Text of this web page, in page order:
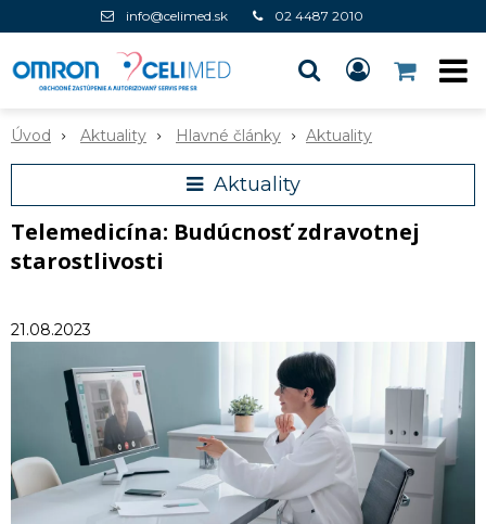
info@celimed.sk 02 4487 2010
Úvod Aktuality Hlavné články Aktuality
Aktuality
Telemedicína: Budúcnosť zdravotnej
starostlivosti
21.08.2023